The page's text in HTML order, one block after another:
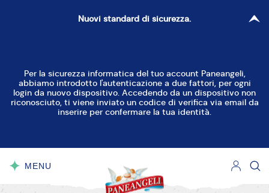
Nuovi standard di sicurezza.
Per la sicurezza informatica del tuo account Paneangeli,
abbiamo introdotto l'autenticazione a due fattori, per ogni
login da nuovo dispositivo. Accedendo da un dispositivo non
riconosciuto, ti viene inviato un codice di verifica via email da
inserire per confermare la tua identità.
MENU